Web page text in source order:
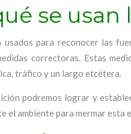
se
usados para reconocer las
correctoras. Estas
tráfico y un largo etcétera.
podremos lograr y
el ambiente para mermar esta